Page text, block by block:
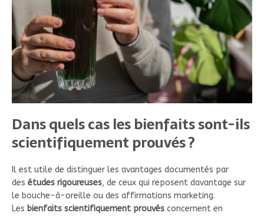
Dans quels cas les bienfaits sont-ils
scientifiquement prouvés ?
Il est utile de distinguer les avantages documentés par
des études rigoureuses, de ceux qui reposent davantage sur
le bouche-à-oreille ou des affirmations marketing.
Les bienfaits scientifiquement prouvés concernent en